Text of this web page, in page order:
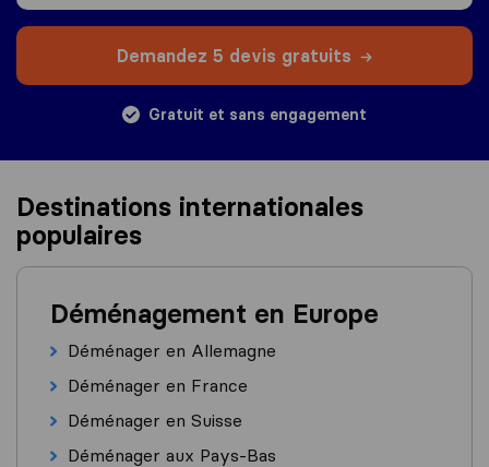
Demandez 5 devis gratuits
Gratuit et sans engagement
Destinations internationales
populaires
Déménagement en Europe
Déménager en Allemagne
Déménager en France
Déménager en Suisse
Déménager aux Pays-Bas